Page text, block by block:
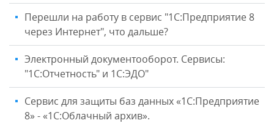
Перешли на работу в сервис "1С:Предприятие 8
через Интернет", что дальше?
Электронный документооборот. Сервисы:
"1С:Отчетность" и 1С:ЭДО"
Сервис для защиты баз данных «1С:Предприятие
8» - «1С:Облачный архив».